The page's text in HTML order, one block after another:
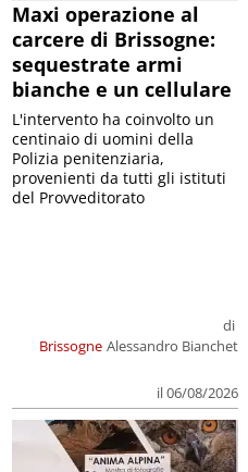
Maxi operazione al
carcere di Brissogne:
sequestrate armi
bianche e un cellulare
Brissogne
di
Alessandro Bianchet
il 06/08/2026
L'intervento ha coinvolto un
centinaio di uomini della
Polizia penitenziaria,
provenienti da tutti gli istituti
del Provveditorato